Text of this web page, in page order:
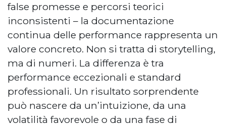
false promesse e percorsi teorici
inconsistenti – la documentazione
continua delle performance rappresenta un
valore concreto. Non si tratta di storytelling,
ma di numeri. La differenza è tra
performance eccezionali e standard
professionali. Un risultato sorprendente
può nascere da un’intuizione, da una
volatilità favorevole o da una fase di